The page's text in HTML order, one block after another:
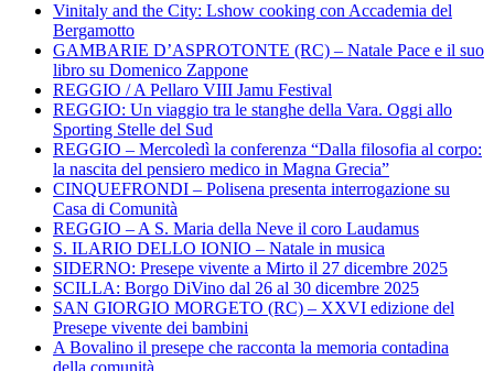
Vinitaly and the City: Lshow cooking con Accademia del
Bergamotto
GAMBARIE D’ASPROTONTE (RC) – Natale Pace e il suo
libro su Domenico Zappone
REGGIO / A Pellaro VIII Jamu Festival
REGGIO: Un viaggio tra le stanghe della Vara. Oggi allo
Sporting Stelle del Sud
REGGIO – Mercoledì la conferenza “Dalla filosofia al corpo:
la nascita del pensiero medico in Magna Grecia”
CINQUEFRONDI – Polisena presenta interrogazione su
Casa di Comunità
REGGIO – A S. Maria della Neve il coro Laudamus
S. ILARIO DELLO IONIO – Natale in musica
SIDERNO: Presepe vivente a Mirto il 27 dicembre 2025
SCILLA: Borgo DiVino dal 26 al 30 dicembre 2025
SAN GIORGIO MORGETO (RC) – XXVI edizione del
Presepe vivente dei bambini
A Bovalino il presepe che racconta la memoria contadina